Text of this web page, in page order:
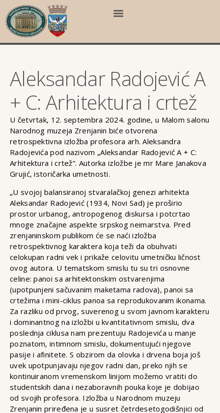
Aleksandar Radojević A
+ C: Arhitektura i crtež
U četvrtak, 12. septembra 2024. godine, u Malom salonu
Narodnog muzeja Zrenjanin biće otvorena
retrospektivna izložba profesora arh. Aleksandra
Radojevića pod nazivom „Aleksandar Radojević A + C:
Arhitektura i crtež“. Autorka izložbe je mr Mare Janakova
Grujić, istoričarka umetnosti.
„U svojoj balansiranoj stvaralačkoj genezi arhitekta
Aleksandar Radojević (1934, Novi Sad) je proširio
prostor urbanog, antropogenog diskursa i potcrtao
mnoge značajne aspekte srpskog neimarstva. Pred
zrenjaninskom publikom će se naći izložba
retrospektivnog karaktera koja teži da obuhvati
celokupan radni vek i prikaže celovitu umetničku ličnost
ovog autora. U tematskom smislu tu su tri osnovne
celine: panoi sa arhitektonskim ostvarenjima
(upotpunjeni sačuvanim maketama radova), panoi sa
crtežima i mini-ciklus panoa sa reprodukovanim ikonama.
Za razliku od prvog, suverenog u svom javnom karakteru
i dominantnog na izložbi u kvantitativnom smislu, dva
poslednja ciklusa nam prezentuju Radojevića u manje
poznatom, intimnom smislu, dokumentujući njegove
pasije i afinitete. S obzirom da olovka i drvena boja još
uvek upotpunjavaju njegov radni dan, preko njih se
kontinuiranom vremenskom linijom možemo vratiti do
studentskih dana i nezaboravnih pouka koje je dobijao
od svojih profesora. Izložba u Narodnom muzeju
Zrenjanin priređena je u susret četrdesetogodišnjici od